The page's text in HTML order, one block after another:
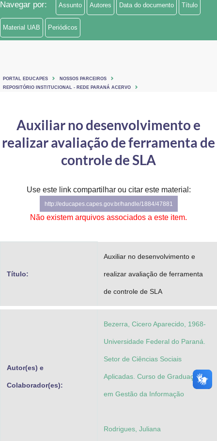
Ministério de Minas e Energia
Ministério da Ciência, Tecnologia, Inovações e Comunicações
Ministério do Turismo
Controladoria-Geral da União
Ministério da Mulher, da Família e dos Direitos Humanos
Gabinete de Segurança Institucional
Navegar por: Assunto Autores Data do documento Título
Material UAB Periódicos
PORTAL EDUCAPES
NOSSOS PARCEIROS
REPOSITÓRIO INSTITUCIONAL - REDE PARANÁ ACERVO
Auxiliar no desenvolvimento e
realizar avaliação de ferramenta de
controle de SLA
Use este link compartilhar ou citar este material:
http://educapes.capes.gov.br/handle/1884/47881
Não existem arquivos associados a este item.
Título:
Auxiliar no desenvolvimento e
realizar avaliação de ferramenta
de controle de SLA
Autor(es) e
Colaborador(es):
Bezerra, Cicero Aparecido, 1968-
Universidade Federal do Paraná.
Setor de Ciências Sociais
Aplicadas. Curso de Graduação
em Gestão da Informação
Rodrigues, Juliana